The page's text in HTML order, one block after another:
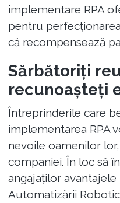
implementare RPA
pentru
că recompensează
Sărbătoriți
recunoașteți
Întreprinderile care
implementarea RPA
nevoile oamenilor
companiei. În loc să
angajaților
Automatizării